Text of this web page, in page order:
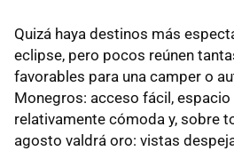
Quizá haya destinos más
eclipse, pero pocos reúnen
favorables para una camper o
Monegros: acceso fácil,
relativamente cómoda y, sobre
agosto valdrá oro: vistas